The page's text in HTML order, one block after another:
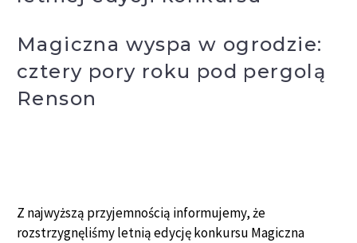
Magiczna wyspa w ogrodzie:
cztery pory roku pod pergolą
Renson
Z najwyższą przyjemnością informujemy, że
rozstrzygnęliśmy letnią edycję konkursu Magiczna